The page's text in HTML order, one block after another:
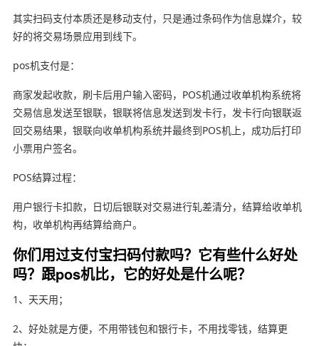
其实扫码支付本质还是移动支付，只是通过条码作为信息媒介，较
好的将交易场景应用到线下。
pos机支付是：
商家发起收款，刷卡后用户输入密码，POS机通过收单机构系统将
交易信息发送至银联，银联将信息发送到发卡行，发卡行向银联返
回交易结果，银联向收单机构系统并最终到POS机上，成功后打印
小票用户签名。
POS结算过程：
用户银行卡扣款，日切后银联对交易进行轧差清分，结算给收单机
构，收单机构再结算给商户。
你们用过支付宝扫码付款吗？它有些什么好处
吗？跟pos机比，它的好处是什么呢？
1、天天用；
2、好处就是方便，不用带钱包和银行卡，不用找零钱，结算更